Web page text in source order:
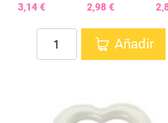
3,14 €
2,98 €
Añadir